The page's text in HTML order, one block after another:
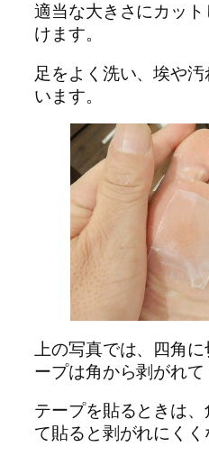
適当な大きさにカッ
けます。
足をよく洗い、埃や
います。
上の写真では、四角
ープは角から剥がれて
テープを貼るときは
て貼ると剥がれにくく